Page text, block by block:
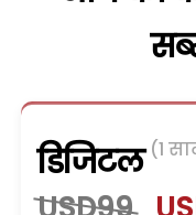
डिजिटल (1